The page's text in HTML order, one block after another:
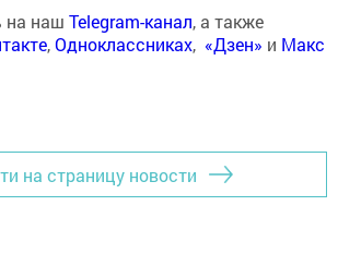
на наш Telegram-канал, а также
,Одноклассниках, «Дзен» и Макс
на страницу новости